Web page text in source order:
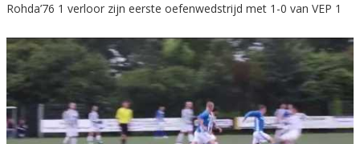
Rohda’76 1 verloor zijn eerste oefenwedstrijd met 1-0 van VEP 1